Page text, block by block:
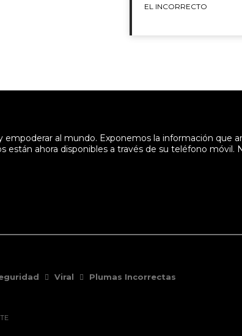
EL INCORRECTO
al mundo. Exponemos la información que
están ahora disponibles a través de su teléfono móvil.
Viral Plumas Incorrectas